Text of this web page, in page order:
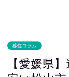
移住コラム
【愛媛県